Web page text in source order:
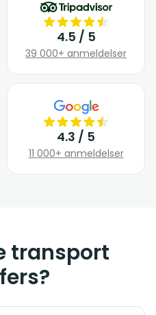
4.5 / 5
39 000+ anmeldelser
4.3 / 5
11 000+ anmeldelser
transport